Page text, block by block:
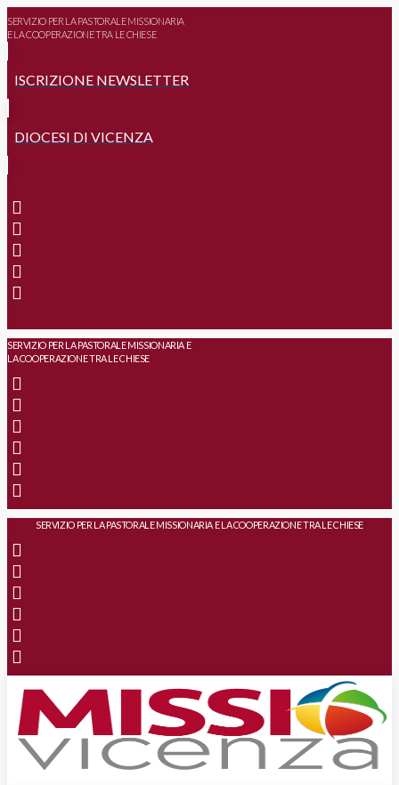
SERVIZIO PER LA PASTORALE MISSIONARIA
E LA COOPERAZIONE TRA LE CHIESE
ISCRIZIONE NEWSLETTER
DIOCESI DI VICENZA
SERVIZIO PER LA PASTORALE MISSIONARIA E
LA COOPERAZIONE TRA LE CHIESE
SERVIZIO PER LA PASTORALE MISSIONARIA E LA COOPERAZIONE TRA LE CHIESE